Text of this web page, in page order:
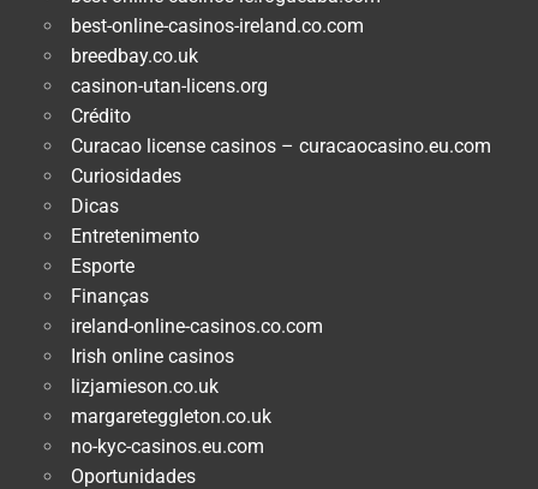
best-online-casinos-ireland.co.com
breedbay.co.uk
casinon-utan-licens.org
Crédito
Curacao license casinos – curacaocasino.eu.com
Curiosidades
Dicas
Entretenimento
Esporte
Finanças
ireland-online-casinos.co.com
Irish online casinos
lizjamieson.co.uk
margareteggleton.co.uk
no-kyc-casinos.eu.com
Oportunidades